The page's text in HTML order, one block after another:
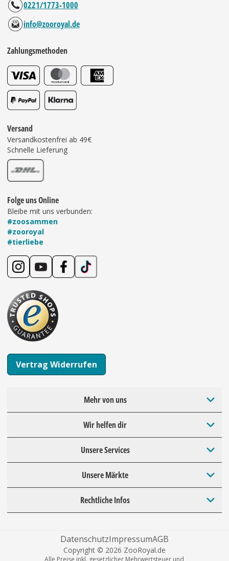
0221/1773-1000
info@zooroyal.de
Zahlungsmethoden
Versand
Versandkostenfrei ab 49€
Schnelle Lieferung
Folge uns Online
Bleibe mit uns verbunden:
#zoosammen
#zooroyal
#tierliebe
Vertrag Widerrufen
Mehr von uns
Wir helfen dir
Unsere Services
Unsere Märkte
Rechtliche Infos
DatenschutzImpressumAGB
Copyright © 2026 ZooRoyal.de
Alle Preise inkl. gesetzlicher Mehrwertsteuer und